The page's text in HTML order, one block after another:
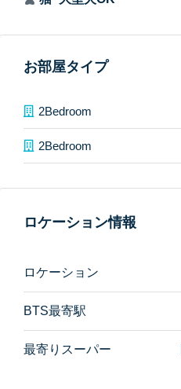
お部屋タイプ
2Bedroom
2Bedroom
ロケーション情報
ロケーション
BTS最寄駅
最寄りスーパー